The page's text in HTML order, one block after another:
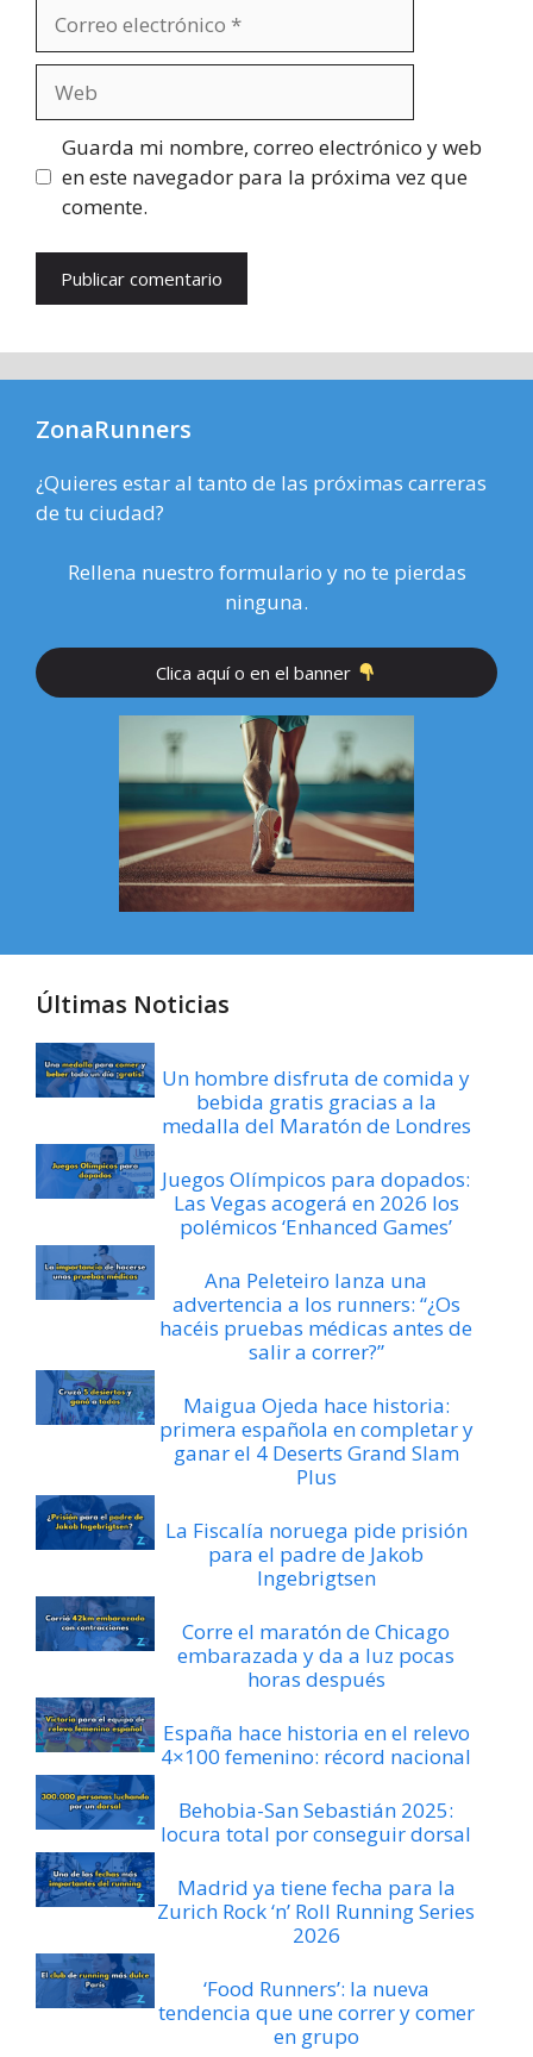
electrónico
Guarda mi nombre, correo electrónico y web
en este navegador para la próxima vez que
comente.
ZonaRunners
¿Quieres estar al tanto de las próximas carreras
de tu ciudad?
Rellena nuestro formulario y no te pierdas
ninguna.
Clica aquí o en el banner
Últimas Noticias
Un hombre disfruta de comida y
bebida gratis gracias a la
medalla del Maratón de Londres
Juegos Olímpicos para dopados:
Las Vegas acogerá en 2026 los
polémicos ‘Enhanced Games’
Ana Peleteiro lanza una
advertencia a los runners: “¿Os
hacéis pruebas médicas antes de
salir a correr?”
Maigua Ojeda hace historia:
primera española en completar y
ganar el 4 Deserts Grand Slam
Plus
La Fiscalía noruega pide prisión
para el padre de Jakob
Ingebrigtsen
Corre el maratón de Chicago
embarazada y da a luz pocas
horas después
España hace historia en el relevo
4×100 femenino: récord nacional
Behobia-San Sebastián 2025:
locura total por conseguir dorsal
Madrid ya tiene fecha para la
Zurich Rock ‘n’ Roll Running Series
2026
‘Food Runners’: la nueva
tendencia que une correr y comer
en grupo